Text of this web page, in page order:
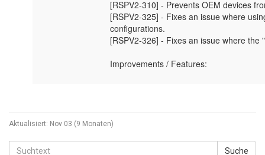
Aktualisiert: Nov 03 (9 Monaten)